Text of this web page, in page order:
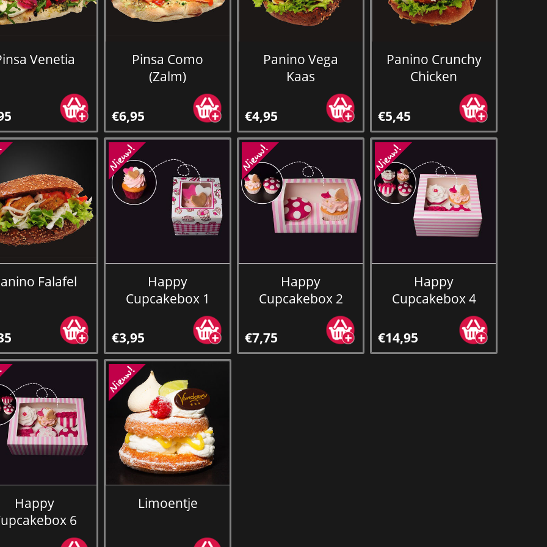
Venetia
Pinsa Como
(Zalm)
€6,95
Panino Vega
Kaas
€4,95
Panino Crunchy
Chicken
€5,45
Falafel
Happy
Cupcakebox 1
€3,95
Happy
Cupcakebox 2
€7,75
Happy
Cupcakebox 4
€14,95
Happy
6
Limoentje